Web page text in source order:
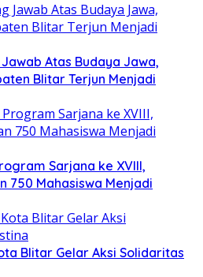
Atas Budaya Jawa,
Blitar Terjun Menjadi
Sarjana ke XVIII,
750 Mahasiswa Menjadi
Blitar Gelar Aksi Solidaritas